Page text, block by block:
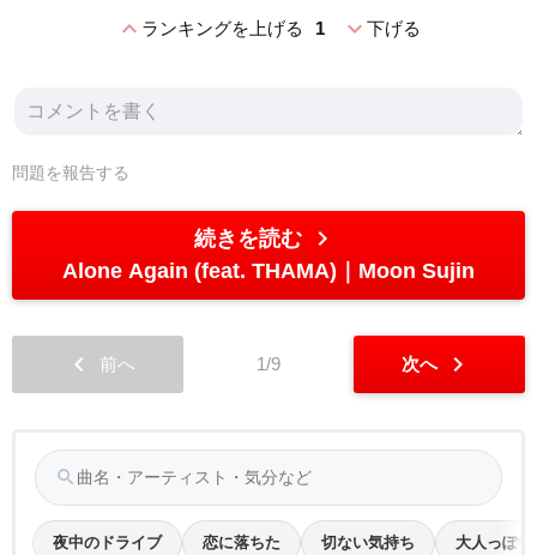
expand_lessランキングを上げる 1 expand_more下げる
問題を報告する
続きを読む chevron_right
Alone Again (feat. THAMA) Moon Sujin
chevron_left 前へ 1/9 次へ chevron_right
search
夜中のドライブ 恋に落ちた 切ない気持ち 大人っぽい